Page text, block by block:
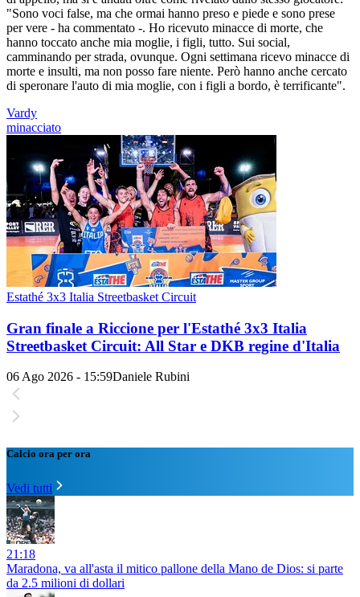
"Sono voci false, ma che ormai hanno preso e piede e sono prese
per vere - ha commentato -. Ho ricevuto minacce di morte, che
hanno toccato anche mia moglie, i figli, tutto. Sui social,
camminando per strada, ovunque. Ogni settimana ricevo minacce di
morte e insulti, ma non posso fare niente. Però hanno anche cercato
di speronare l'auto di mia moglie, con i figli a bordo, è terrificante".
Vardy
minacciato
Estathé 3x3 Italia Streetbasket Circuit
Gran finale a Riccione per l'Estathé 3x3 Italia
Streetbasket Circuit: All Star e DKB regine d'Italia
06 Ago 2026 - 15:59Daniele Rubini
Calcio ora per ora
Vedi tutti
21:18
Maradona, va all'asta il mitico pallone della Mano de Dios: si parte
da 2.5 milioni di dollari